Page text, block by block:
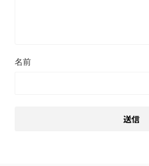
名前